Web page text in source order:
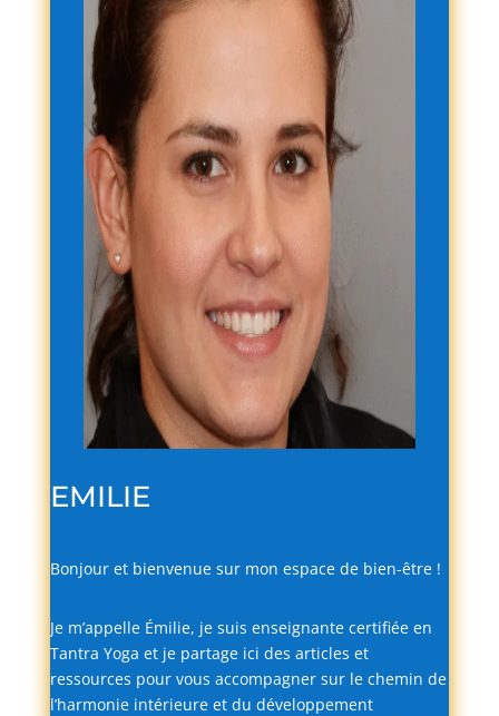
EMILIE
Bonjour et bienvenue sur mon espace de bien-être !
Je m’appelle Émilie, je suis enseignante certifiée en
Tantra Yoga et je partage ici des articles et
ressources pour vous accompagner sur le chemin de
l’harmonie intérieure et du développement